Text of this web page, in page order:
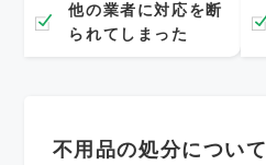
他の業者に対応を断
られてしまった
不用品の処分について